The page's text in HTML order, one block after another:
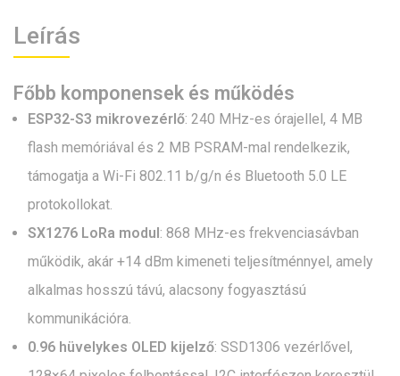
Leírás
Főbb komponensek és működés
ESP32-S3 mikrovezérlő: 240 MHz-es órajellel, 4 MB
flash memóriával és 2 MB PSRAM-mal rendelkezik,
támogatja a Wi-Fi 802.11 b/g/n és Bluetooth 5.0 LE
protokollokat.
SX1276 LoRa modul: 868 MHz-es frekvenciasávban
működik, akár +14 dBm kimeneti teljesítménnyel, amely
alkalmas hosszú távú, alacsony fogyasztású
kommunikációra.
0.96 hüvelykes OLED kijelző: SSD1306 vezérlővel,